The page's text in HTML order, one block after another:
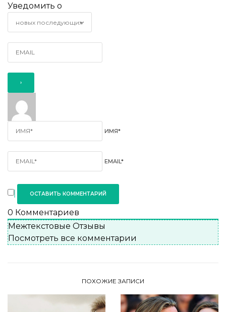
Уведомить о
ИМЯ*
EMAIL*
0 Комментариев
Межтекстовые Отзывы
Посмотреть все комментарии
ПОХОЖИЕ ЗАПИСИ